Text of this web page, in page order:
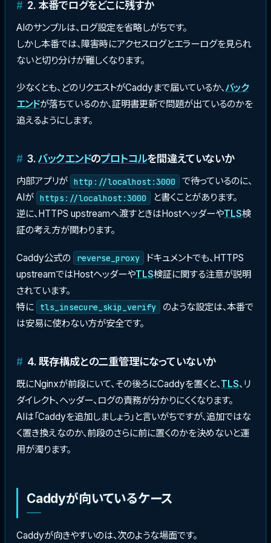
2. 本番でログをどこに残すか
AIのサンプルは、ログ設定を省略しがちです。
しかし本番では、障害時にアクセスログとエラーログを見られ
ないと切り分けが難しくなります。
少なくとも、どのリクエストがCaddyまで届いているか、バック
エンドが落ちているのか、証明書更新で問題が出ているのかを
追えるようにします。
3.バックエンドのプロトコルを間違えていないか
内部アプリが http://localhost:3000
で待っているのに、
AIが https://localhost:3000
と書くことがあります。
逆に、HTTPS upstreamへ渡すときはHostヘッダーやTLS検
証の考え方が関わります。
Caddy公式の reverse_proxy
ドキュメントでも、HTTPS
upstreamではHostヘッダーやTLS検証に関する注意が説明
されています。
特に
tls_insecure_skip_verify
のような設定は、本番で
は安易に使わない方が安全です。
4. 既存構成との二重管理になっていないか
既にNginxが前段にいて、その後ろにCaddyを置くと、 TLS、リ
ダイレクト、ヘッダー、ログの責務が分かりにくくなります。
AIは「Caddyを追加しましょう」と言いがちですが、追加ではな
く置き換えなのか、前段のさらに前に置くのかを決めないと運
用が濁ります。
Caddyが向いているケース
Caddyが向きやすいのは、次のような場面です。